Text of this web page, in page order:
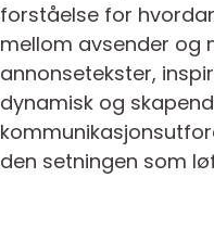
forståelse for
mellom avsender og
annonsetekster,
dynamisk og
den setningen som